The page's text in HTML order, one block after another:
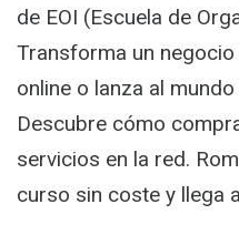
de EOI (Escuela de
Transforma un
online o lanza al
Descubre cómo
servicios en la red.
curso sin coste y llega